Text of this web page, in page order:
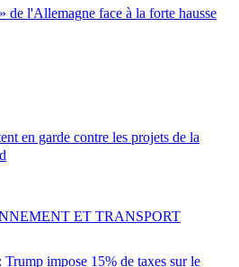
de l'Allemagne face à la forte hausse
en garde contre les projets de la
Trump impose 15% de taxes sur le
ET TRANSPORT